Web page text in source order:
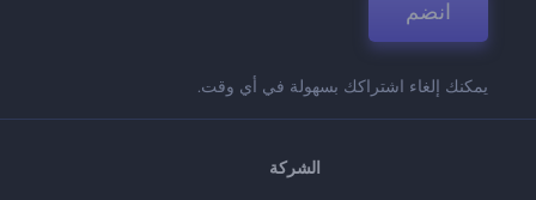
انضم
يمكنك إلغاء اشتراكك بسهولة في أي وقت.
الشركة